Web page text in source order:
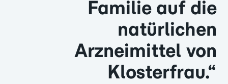
Familie auf die
natürlichen
Arzneimittel von
Klosterfrau.“